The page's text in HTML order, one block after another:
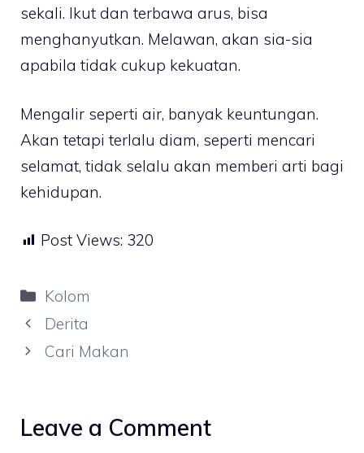
sekali. Ikut dan terbawa arus, bisa
menghanyutkan. Melawan, akan sia-sia
apabila tidak cukup kekuatan.
Mengalir seperti air, banyak keuntungan.
Akan tetapi terlalu diam, seperti mencari
selamat, tidak selalu akan memberi arti bagi
kehidupan.
Post Views: 320
Categories
Kolom
Derita
Cari Makan
Leave a Comment